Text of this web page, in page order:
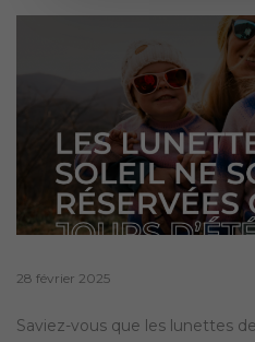
Posted
28 février 2025
Saviez-vous que les lunettes